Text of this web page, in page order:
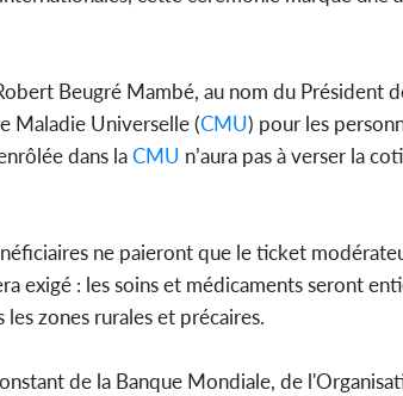
Beugré Mambé, au nom du Président
Maladie Universelle (CMU) pour les
dans laCMU n’aura pas à verser la
ne paieront que le ticket
exigé : les soins et médicaments seront
zones rurales et précaires.
de la Banque Mondiale, de